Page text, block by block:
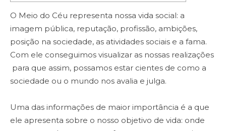
O Meio do Céu representa nossa vida social: a
imagem pública, reputação, profissão, ambições,
posição na sociedade, as atividades sociais e a fama.
Com ele conseguimos visualizar as nossas realizações
para que assim, possamos estar cientes de como a
sociedade ou o mundo nos avalia e julga.
Uma das informações de maior importância é a que
ele apresenta sobre o nosso objetivo de vida: onde